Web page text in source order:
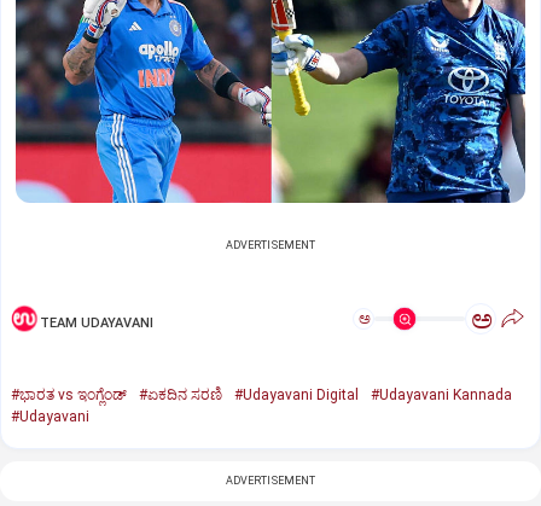
ADVERTISEMENT
TEAM UDAYAVANI ಅ ಅ
#ಭಾರತ vs ಇಂಗ್ಲೆಂಡ್‌ #ಏಕದಿನ ಸರಣಿ #Udayavani Digital
#Udayavani Kannada
#Udayavani
ADVERTISEMENT